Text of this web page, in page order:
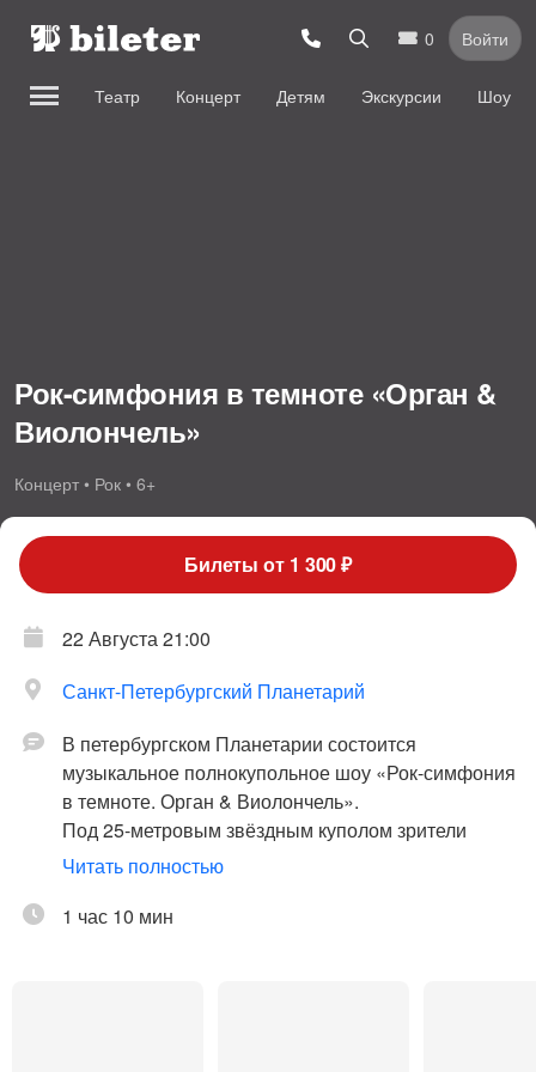
0 Войти
Театр Концерт Детям Экскурсии Шоу
Рок-симфония в темноте «Орган &
Виолончель»
Концерт • Рок • 6+
Билеты от 1 300 ₽
22 Августа 21:00
Санкт-Петербургский Планетарий
В петербургском Планетарии состоится
музыкальное полнокупольное шоу «Рок-симфония
в темноте. Орган & Виолончель».
Под 25-метровым звёздным куполом зрители
услышат бессмертную музыку Queen, Linkin Park,
Читать полностью
1 час 10 мин